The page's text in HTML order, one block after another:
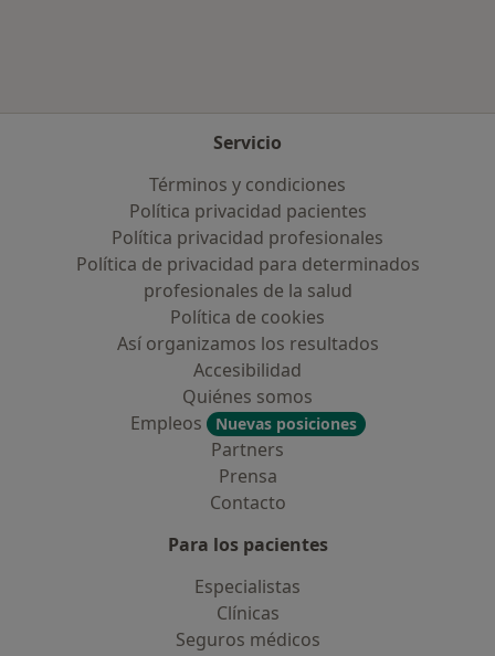
Servicio
Términos y condiciones
Política privacidad pacientes
Política privacidad profesionales
Política de privacidad para determinados
profesionales de la salud
Política de cookies
Así organizamos los resultados
Accesibilidad
Quiénes somos
Empleos
Nuevas posiciones
Partners
Prensa
Contacto
Para los pacientes
Especialistas
Clínicas
Seguros médicos